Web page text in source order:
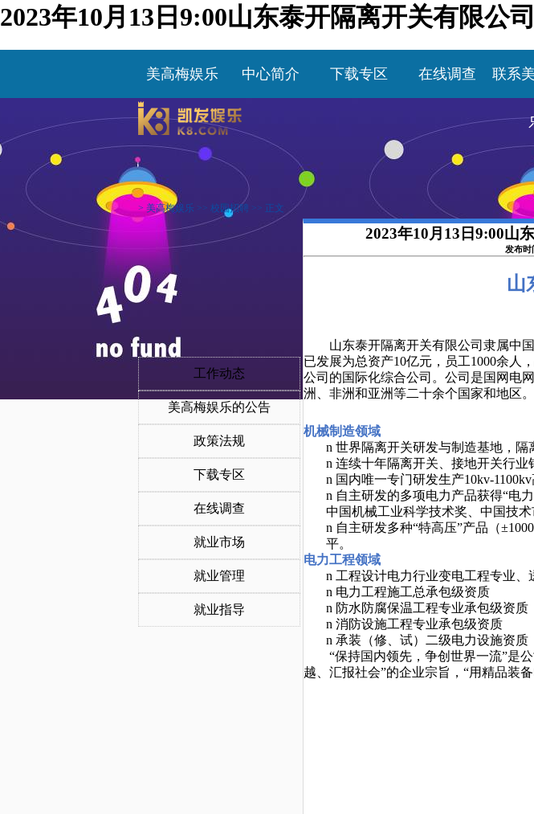
2023年10月13日9:00山东泰开隔离开关有限公
美高梅娱乐 中心简介 下载专区 在线调查 联系
> 美高梅娱乐 >> 校园招聘 >> 正文
工作动态
美高梅娱乐的公告
政策法规
下载专区
在线调查
就业市场
就业管理
就业指导
2023年10月13日9:00山
发布
山
山东泰开隔离开关有限公司隶属中
已发展为总资产10亿元，员工1000余人
公司的国际化综合公司。公司是国网电
洲、非洲和亚洲等二十余个国家和地区。
机械制造领域
n 世界隔离开关研发与制造基地，隔
n 连续十年隔离开关、接地开关行业
n 国内唯一专门研发生产10kv-1100kv
n 自主研发的多项电力产品获得“电
中国机械工业科学技术奖、中国技
n 自主研发多种“特高压”产品（±1000
平。
电力工程领域
n 工程设计电力行业变电工程专业
n 电力工程施工总承包级资质
n 防水防腐保温工程专业承包级资质
n 消防设施工程专业承包级资质
n 承装（修、试）二级电力设施资质
“保持国内领先，争创世界一流”是
越、汇报社会”的企业宗旨，“用精品装